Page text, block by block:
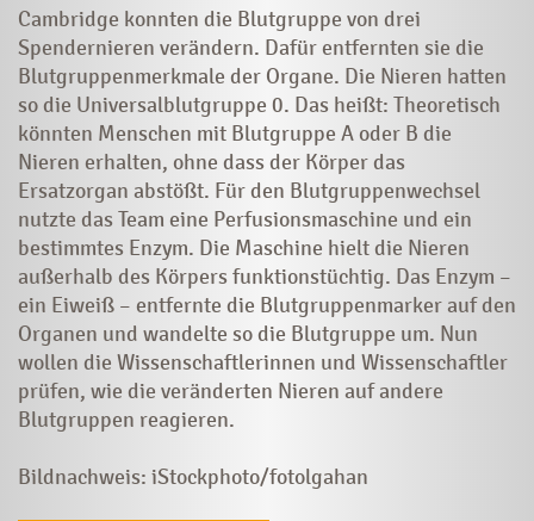
Cambridge konnten die Blutgruppe von drei
Spendernieren verändern. Dafür entfernten sie die
Blutgruppenmerkmale der Organe. Die Nieren hatten
so die Universalblutgruppe 0. Das heißt: Theoretisch
könnten Menschen mit Blutgruppe A oder B die
Nieren erhalten, ohne dass der Körper das
Ersatzorgan abstößt. Für den Blutgruppenwechsel
nutzte das Team eine Perfu­sionsmaschine und ein
bestimmtes Enzym. Die Maschine hielt die Nieren
außerhalb des Körpers funktionstüchtig. Das Enzym –
ein Eiweiß – entfernte die Blutgruppenmarker auf den
Organen und wandelte so die Blutgruppe um. Nun
wollen die Wissenschaftlerinnen und Wissenschaftler
prüfen, wie die veränderten Nieren auf andere
Blutgruppen reagieren.
Bildnachweis: iStockphoto/fotolgahan